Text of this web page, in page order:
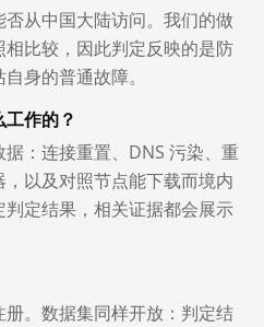
从中国大陆访问。我们的做
比较，因此判定反映的是防
身的普通故障。
作的？
：连接重置、DNS 污染、重
以及对照节点能下载而境内
定结果，相关证据都会展示
。数据集同样开放：判定结